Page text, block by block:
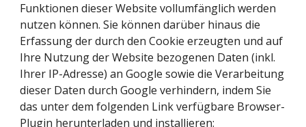
Funktionen dieser Website vollumfänglich werden
nutzen können. Sie können darüber hinaus die
Erfassung der durch den Cookie erzeugten und auf
Ihre Nutzung der Website bezogenen Daten (inkl.
Ihrer IP-Adresse) an Google sowie die Verarbeitung
dieser Daten durch Google verhindern, indem Sie
das unter dem folgenden Link verfügbare Browser-